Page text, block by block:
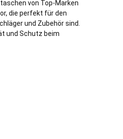
von Top-Marken
die perfekt für den
und Zubehör sind.
und Schutz beim